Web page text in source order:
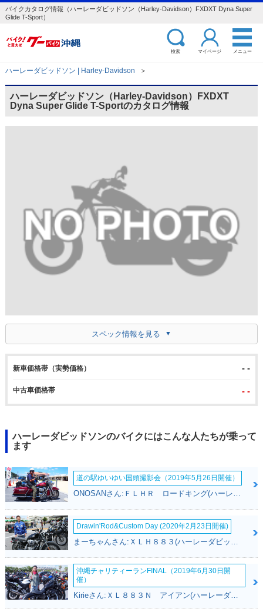
バイクカタログ情報（ハーレーダビッドソン（Harley-Davidson）FXDXT Dyna Super
Glide T-Sport）
検索 マイページ メニュー
ハーレーダビッドソン | Harley-Davidson ＞
ハーレーダビッドソン（Harley-Davidson）FXDXT
Dyna Super Glide T-Sportのカタログ情報
スペック情報を見る
新車価格帯（実勢価格） - -
中古車価格帯 - -
ハーレーダビッドソンのバイクにはこんな人たちが乗って
ます
道の駅ゆいゆい国頭撮影会（2019年5月26日開催）
Drawin'Rod&Custom Day (2020年2月23日開催)
沖縄チャリティーランFINAL（2019年6月30日開
催）
Kirieさん:ＸＬ８８３Ｎ アイアン(ハーレーダビッドソン)